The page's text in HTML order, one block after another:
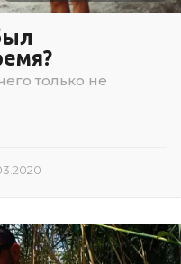
только не
0
7
.